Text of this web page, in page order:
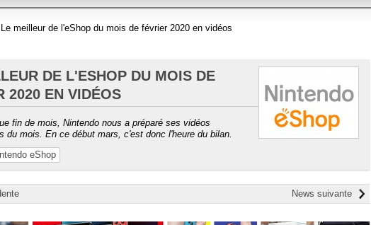
Le meilleur de l'eShop du mois de février 2020 en vidéos
DE L'ESHOP DU MOIS DE
2020 EN VIDÉOS
fin de mois, Nintendo nous a préparé ses vidéos
du mois. En ce début mars, c'est donc l'heure du bilan.
eShop
News suivante